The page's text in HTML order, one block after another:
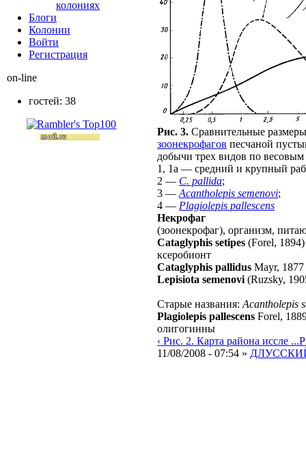
Рис. 3. Сравнительные
зоонекрофагов песчаной
добычи трех видов по
1, 1а — средний и крупный
2 — C. pallida;
3 —Acantholepis semenovi;
4 — Plagiolepis pallescens
Некрофаг
(зоонекрофаг), организм,
Cataglyphis setipes (Forel, 1894)
ксеробионт
Cataglyphis pallidus Mayr, 1877
Lepisiota semenovi (Ruzsky,
Старые названия:Acantholepis
Plagiolepis pallescens Forel,
олигогинны
‹ Рис. 2. Карта района иссле ...
11/08/2008 - 07:54 »
колониях
Блоги
Колонии
Войти
Peгиcтpaция
on-line
гостей: 38